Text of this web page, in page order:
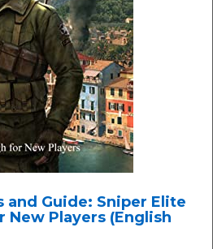
and Guide: Sniper Elite
Players (English